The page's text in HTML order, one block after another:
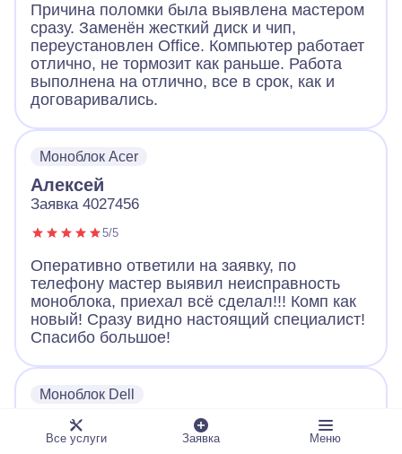
Причина поломки была выявлена мастером
сразу. Заменён жесткий диск и чип,
переустановлен Office. Компьютер работает
отлично, не тормозит как раньше. Работа
выполнена на отлично, все в срок, как и
договаривались.
Моноблок Acer
Алексей
Заявка 4027456
5/5
Оперативно ответили на заявку, по
телефону мастер выявил неисправность
моноблока, приехал всё сделал!!! Комп как
новый! Сразу видно настоящий специалист!
Спасибо большое!
Моноблок Dell
Александр
Заявка 8830815
Все услуги Заявка Меню